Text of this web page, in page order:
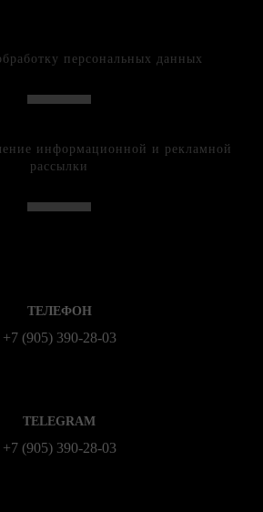
персональных данных
информационной и рекламной
рассылки
ТЕЛЕФОН
+7 (905) 390-28-03
TELEGRAM
+7 (905) 390-28-03